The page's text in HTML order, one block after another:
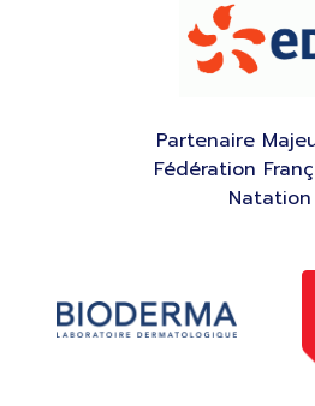
Partenaire
Fédération
Natation